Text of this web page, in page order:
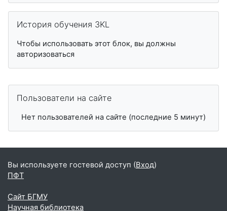
История обучения 3KL
Чтобы использовать этот блок, вы должны
авторизоваться
Пользователи на сайте
Нет пользователей на сайте (последние 5 минут)
Вы используете гостевой доступ (Вход)
ПФТ
Сайт БГМУ
Научная библиотека